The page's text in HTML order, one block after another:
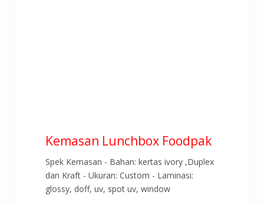
Kemasan Lunchbox Foodpak
Spek Kemasan - Bahan: kertas ivory ,Duplex
dan Kraft - Ukuran: Custom - Laminasi:
glossy, doff, uv, spot uv, window